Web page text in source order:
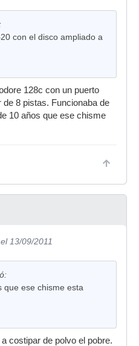
con el disco ampliado a
128c con un puerto
8 pistas. Funcionaba de
10 años que ese chisme
el 13/09/2011
que ese chisme esta
costipar de polvo el pobre.